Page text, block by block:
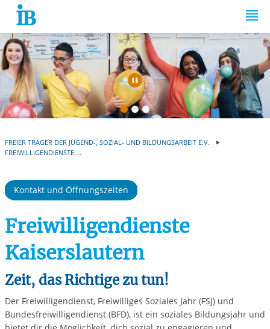
Springe zum Inhalt
Automatische
FREIER TRÄGER DER JUGEND-, SOZIAL- UND BILDUNGSARBEIT E.V.
FREIWILLIGENDIENSTE ...
Kontakt und Öffnungszeiten
Freiwilligendienste
Kaiserslautern
Zeit, das Richtige zu tun!
Der Freiwilligendienst, Freiwilliges Soziales Jahr (FSJ) und
Bundesfreiwilligendienst (BFD), ist ein soziales Bildungsjahr und